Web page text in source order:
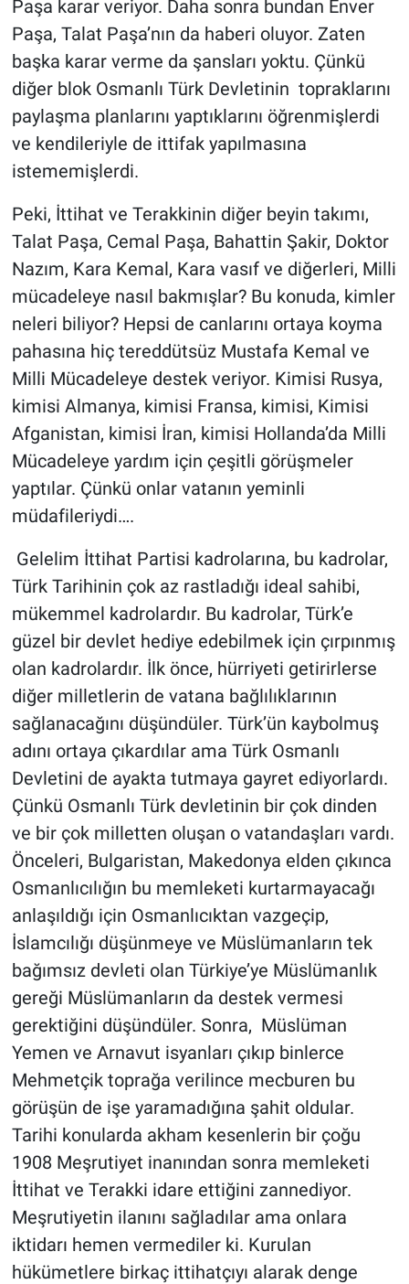
Paşa karar veriyor. Daha sonra bundan Enver
Paşa, Talat Paşa’nın da haberi oluyor. Zaten
başka karar verme da şansları yoktu. Çünkü
diğer blok Osmanlı Türk Devletinin topraklarını
paylaşma planlarını yaptıklarını öğrenmişlerdi
ve kendileriyle de ittifak yapılmasına
istememişlerdi.
Peki, İttihat ve Terakkinin diğer beyin takımı,
Talat Paşa, Cemal Paşa, Bahattin Şakir, Doktor
Nazım, Kara Kemal, Kara vasıf ve diğerleri, Milli
mücadeleye nasıl bakmışlar? Bu konuda, kimler
neleri biliyor? Hepsi de canlarını ortaya koyma
pahasına hiç tereddütsüz Mustafa Kemal ve
Milli Mücadeleye destek veriyor. Kimisi Rusya,
kimisi Almanya, kimisi Fransa, kimisi, Kimisi
Afganistan, kimisi İran, kimisi Hollanda’da Milli
Mücadeleye yardım için çeşitli görüşmeler
yaptılar. Çünkü onlar vatanın yeminli
müdafileriydi….
Gelelim İttihat Partisi kadrolarına, bu kadrolar,
Türk Tarihinin çok az rastladığı ideal sahibi,
mükemmel kadrolardır. Bu kadrolar, Türk’e
güzel bir devlet hediye edebilmek için çırpınmış
olan kadrolardır. İlk önce, hürriyeti getirirlerse
diğer milletlerin de vatana bağlılıklarının
sağlanacağını düşündüler. Türk’ün kaybolmuş
adını ortaya çıkardılar ama Türk Osmanlı
Devletini de ayakta tutmaya gayret ediyorlardı.
Çünkü Osmanlı Türk devletinin bir çok dinden
ve bir çok milletten oluşan o vatandaşları vardı.
Önceleri, Bulgaristan, Makedonya elden çıkınca
Osmanlıcılığın bu memleketi kurtarmayacağı
anlaşıldığı için Osmanlıcıktan vazgeçip,
İslamcılığı düşünmeye ve Müslümanların tek
bağımsız devleti olan Türkiye’ye Müslümanlık
gereği Müslümanların da destek vermesi
gerektiğini düşündüler. Sonra, Müslüman
Yemen ve Arnavut isyanları çıkıp binlerce
Mehmetçik toprağa verilince mecburen bu
görüşün de işe yaramadığına şahit oldular.
Tarihi konularda akham kesenlerin bir çoğu
1908 Meşrutiyet inanından sonra memleketi
İttihat ve Terakki idare ettiğini zannediyor.
Meşrutiyetin ilanını sağladılar ama onlara
iktidarı hemen vermediler ki. Kurulan
hükümetlere birkaç ittihatçıyı alarak denge